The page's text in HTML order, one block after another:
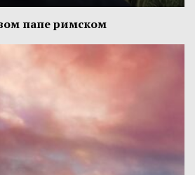
папе римском